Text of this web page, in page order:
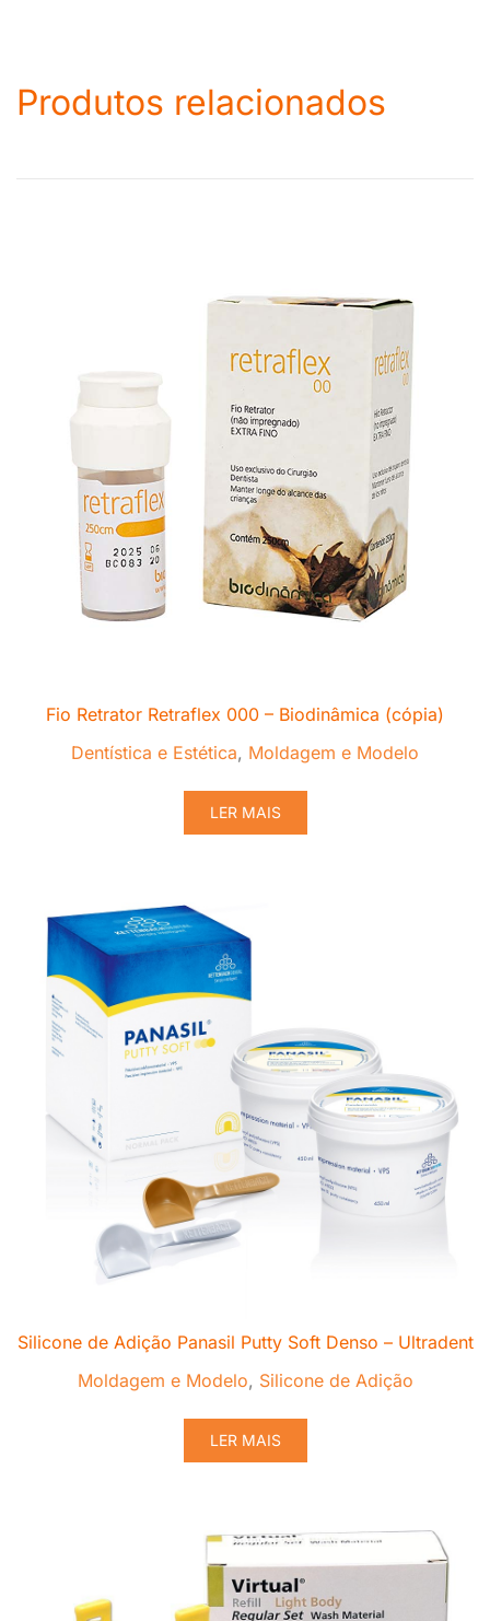
Produtos relacionados
Fio Retrator Retraflex 000 – Biodinâmica (cópia)
Dentística e Estética, Moldagem e Modelo
LER MAIS
Silicone de Adição Panasil Putty Soft Denso – Ultradent
Moldagem e Modelo, Silicone de Adição
LER MAIS